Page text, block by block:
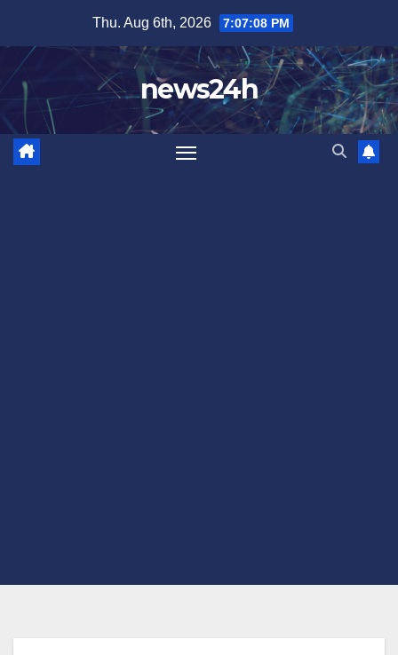
content
Thu. Aug 6th, 2026 7:07:11 PM
news24h